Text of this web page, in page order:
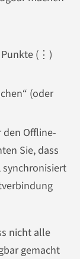
Punkte (⋮)
(oder
Offline-
Sie, dass
synchronisiert
nicht alle
gemacht